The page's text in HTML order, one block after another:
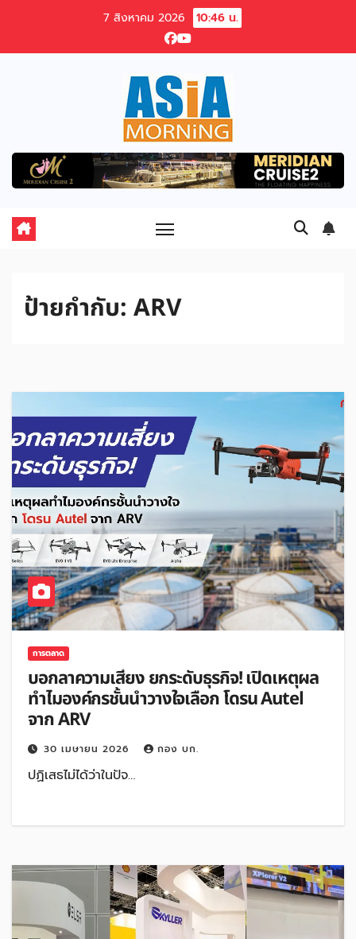
content
7 สิงหาคม 2026 10:46 น.
ป้ายกำกับ: ARV
การตลาด
บอกลาความเสี่ยง ยกระดับธุรกิจ! เปิดเหตุผล
ทำไมองค์กรชั้นนำวางใจเลือก โดรน Autel
จาก ARV
30 เมษายน 2026 กอง บก.
ปฏิเสธไม่ได้ว่าในปัจ…